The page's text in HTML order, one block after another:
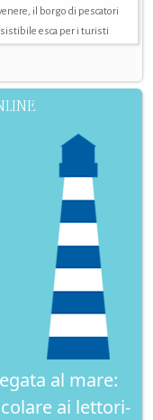
il borgo di pescatori
esca per i turisti
al mare:
ai lettori-